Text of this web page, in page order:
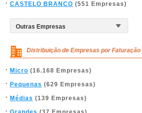
CASTELO BRANCO (551 Empresas)
Distribuição de Empresas por Faturação
Micro (16.168 Empresas)
Pequenas (629 Empresas)
Médias (139 Empresas)